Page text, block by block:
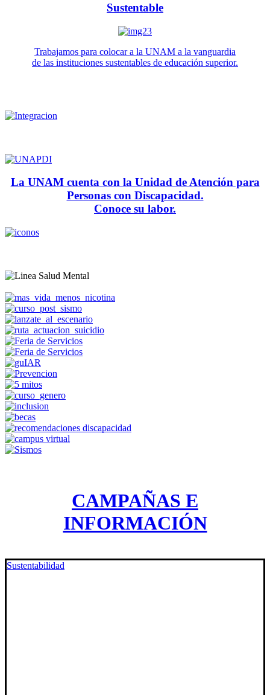
Sustentable
Trabajamos para colocar a la UNAM a la vanguardia
de las instituciones sustentables de educación superior.
La UNAM cuenta con la Unidad de Atención para
Personas con Discapacidad.
Conoce su labor.
CAMPAÑAS E
INFORMACIÓN
Sustentabilidad